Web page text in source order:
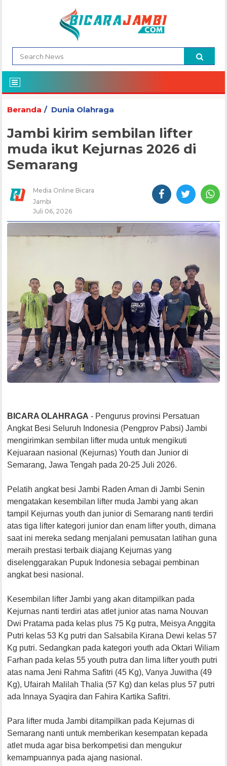
Beranda Dunia Olahraga
Jambi kirim sembilan lifter
muda ikut Kejurnas 2026 di
Semarang
Media Online Bicara
Jambi
Juli 06, 2026
BICARA OLAHRAGA - Pengurus provinsi Persatuan
Angkat Besi Seluruh Indonesia (Pengprov Pabsi) Jambi
mengirimkan sembilan lifter muda untuk mengikuti
Kejuaraan nasional (Kejurnas) Youth dan Junior di
Semarang, Jawa Tengah pada 20-25 Juli 2026.
Pelatih angkat besi Jambi Raden Aman di Jambi Senin
mengatakan kesembilan lifter muda Jambi yang akan
tampil Kejurnas youth dan junior di Semarang nanti terdiri
atas tiga lifter kategori junior dan enam lifter youth, dimana
saat ini mereka sedang menjalani pemusatan latihan guna
meraih prestasi terbaik diajang Kejurnas yang
diselenggarakan Pupuk Indonesia sebagai pembinan
angkat besi nasional.
Kesembilan lifter Jambi yang akan ditampilkan pada
Kejurnas nanti terdiri atas atlet junior atas nama Nouvan
Dwi Pratama pada kelas plus 75 Kg putra, Meisya Anggita
Putri kelas 53 Kg putri dan Salsabila Kirana Dewi kelas 57
Kg putri. Sedangkan pada kategori youth ada Oktari Wiliam
Farhan pada kelas 55 youth putra dan lima lifter youth putri
atas nama Jeni Rahma Safitri (45 Kg), Vanya Juwitha (49
Kg), Ufairah Malilah Thalia (57 Kg) dan kelas plus 57 putri
ada Innaya Syaqira dan Fahira Kartika Safitri.
Para lifter muda Jambi ditampilkan pada Kejurnas di
Semarang nanti untuk memberikan kesempatan kepada
atlet muda agar bisa berkompetisi dan mengukur
kemampuannya pada ajang nasional.